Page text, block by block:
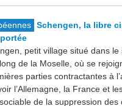
Schengen, la libre
petit village situé dans le
de la Moselle, où se
parties contractantes à
l’Allemagne, la France et
de la suppression des